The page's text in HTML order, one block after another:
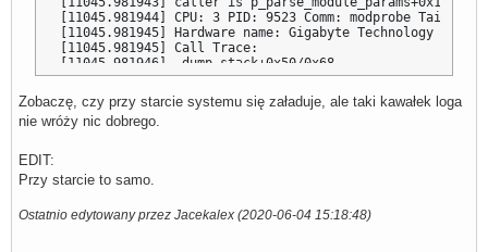
[11045.981944] CPU: 3 PID: 9523 Comm: modprobe
[11045.981945] Hardware name: Gigabyte Technology Co.,
[11045.981945] Call Trace:
[11045.981946]  dump_stack+0x50/0x68
[11045.981947]  debug_smp_processor_id.cold+0x4d/0x52
[11045.981951]  p_parse_module_params+0x1af/0x287
[11045.981955]  p_lkrg_register+0x4b/0x1000 [p_lkrg]
[11045.981956]  ? 0xffffffffc045d000
[11045.981962]  ? __do_sys_finit_module+0xd7/0xf0
[11045.981965]  do_syscall_64+0x94/0x220
Zobaczę, czy przy starcie systemu się załaduje, ale taki kawałek loga
nie wróży nic dobrego.
EDIT:
Przy starcie to samo.
Ostatnio edytowany przez Jacekalex (2020-06-04 15:18:48)